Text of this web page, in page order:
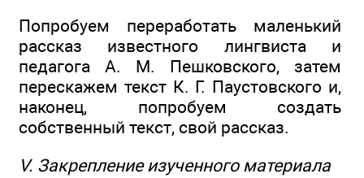
Попробуем переработать маленький
рассказ известного лингвиста и
педагога А. М. Пешковского, затем
перескажем текст К. Г. Паустовского и,
наконец, попробуем создать
собственный текст, свой рассказ.
V. Закрепление изученного материала